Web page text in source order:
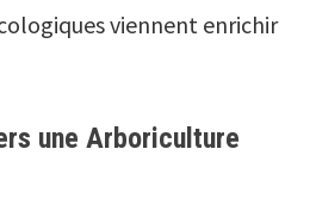
viennent enrichir
une Arboriculture